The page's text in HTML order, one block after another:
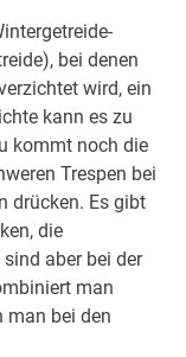
bei denen
wird, ein
kann es zu
kommt noch die
Trespen bei
drücken. Es gibt
die
aber bei der
man
man bei den